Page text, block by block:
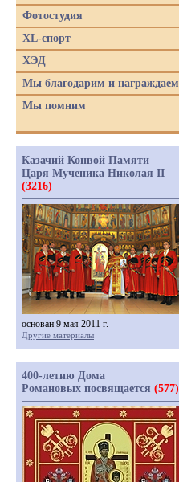
Фотостудия
XL-спорт
ХЭД
Мы благодарим и награждаем
Мы помним
Казачий Конвой Памяти
Царя Мученика Николая II
(3216)
основан 9 мая 2011 г.
Другие материалы
400-летию Дома
Романовых посвящается (577)